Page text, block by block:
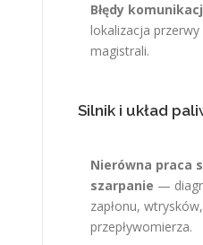
Błędy
lokalizacja przerwy
magistrali.
Silnik i układ
Nierówna praca
szarpanie —
zapłonu, wtrysków,
przepływomierza.